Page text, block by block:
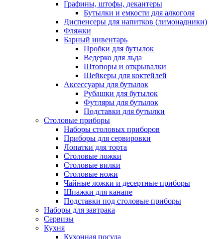
Графины, штофы, декантеры
Бутылки и емкости для алкоголя
Диспенсеры для напитков (лимонадники)
Фляжки
Барный инвентарь
Пробки для бутылок
Ведерко для льда
Штопоры и открывалки
Шейкеры для коктейлей
Аксессуары для бутылок
Рубашки для бутылок
Футляры для бутылок
Подставки для бутылки
Столовые приборы
Наборы столовых приборов
Приборы для сервировки
Лопатки для торта
Столовые ложки
Столовые вилки
Столовые ножи
Чайные ложки и десертные приборы
Шпажки для канапе
Подставки под столовые приборы
Наборы для завтрака
Сервизы
Кухня
Кухонная посуда